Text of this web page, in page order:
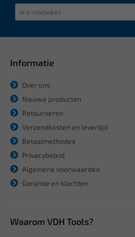
Informatie
Over ons
Nieuwe producten
Retourneren
Verzendkosten en levertijd
Betaalmethodes
Privacybeleid
Algemene voorwaarden
Garantie en klachten
Waarom VDH Tools?